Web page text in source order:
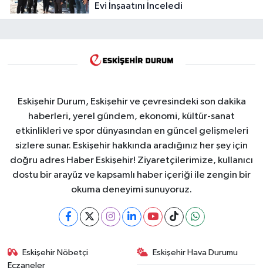
Evi İnşaatını İnceledi
Eskişehir Durum, Eskişehir ve çevresindeki son dakika
haberleri, yerel gündem, ekonomi, kültür-sanat
etkinlikleri ve spor dünyasından en güncel gelişmeleri
sizlere sunar. Eskişehir hakkında aradığınız her şey için
doğru adres Haber Eskişehir! Ziyaretçilerimize, kullanıcı
dostu bir arayüz ve kapsamlı haber içeriği ile zengin bir
okuma deneyimi sunuyoruz.
Eskişehir Nöbetçi
Eczaneler
Eskişehir Hava Durumu